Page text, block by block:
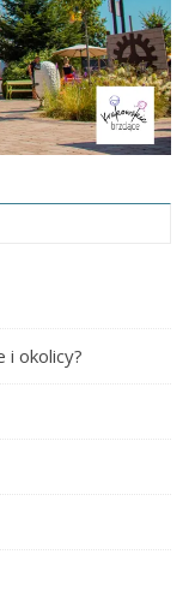
i okolicy?